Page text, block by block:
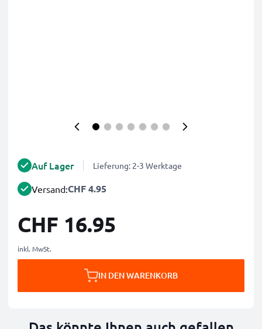
Auf Lager Lieferung: 2-3 Werktage
Versand:CHF 4.95
CHF 16.95
inkl. MwSt.
IN DEN WARENKORB